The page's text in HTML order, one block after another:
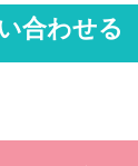
合わせる